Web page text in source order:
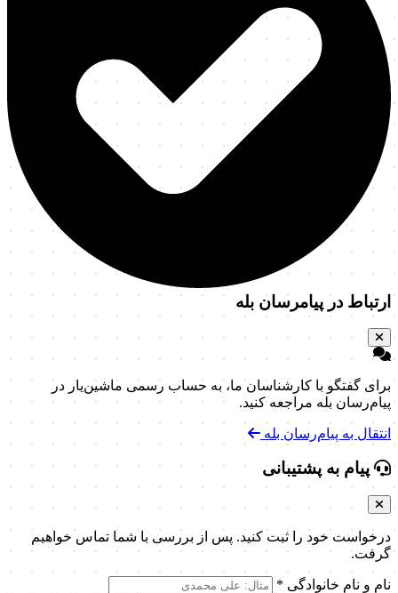
ارتباط در پیامرسان بله
برای گفتگو با کارشناسان ما، به حساب رسمی ماشین‌یار در
پیام‌رسان بله مراجعه کنید.
انتقال به پیام‌رسان بله
پیام به پشتیبانی
درخواست خود را ثبت کنید. پس از بررسی با شما تماس خواهیم
گرفت.
نام و نام خانوادگی *